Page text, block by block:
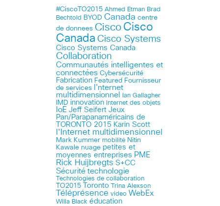
#CiscoTO2015 Ahmed Etman Brad
Bechtold
BYOD Canada centre
de donnees Cisco Cisco
Canada Cisco Systems
Cisco Systems Canada
Collaboration
Communautés intelligentes et
connectées Cybersécurité
Fabrication Featured Fournisseur
de services
I'nternet
multidimensionnel
Ian Gallagher
IMD innovation Internet des objets
IoE Jeff Seifert Jeux
Pan/Parapanaméricains de
TORONTO 2015 Karin Scott
l'Internet multidimensionnel
Mark Kummer mobilité Nitin
Kawale nuage petites et
moyennes entreprises PME
Rick Huijbregts S+CC
Sécurité technologie
Technologies de collaboration
TO2015
Toronto Trina Alexson
Téléprésence video WebEx
Willa Black éducation